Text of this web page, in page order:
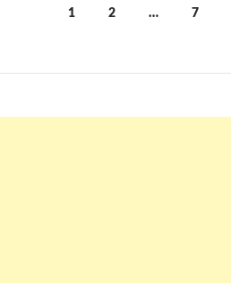
Навигация
записям
1 2 … 7